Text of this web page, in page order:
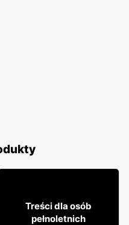
329 99
Treści dla osób
pełnoletnich